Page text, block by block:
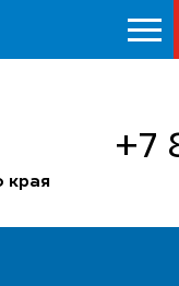
края
+7